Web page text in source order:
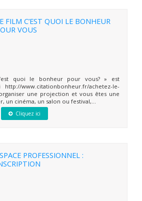
FILM C’EST QUOI LE BONHEUR
VOUS
quoi le bonheur pour vous? » est
www.citationbonheur.fr/achetez-le-
une projection et vous êtes une
un cinéma, un salon ou festival,...
Cliquez ici
PROFESSIONNEL :